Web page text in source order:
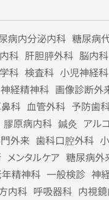
病内分泌内科 糖尿病
科 肝胆膵外科 脳内科
科 検査科 小児神経科
神経精神科 画像診断外
科 血管外科 予防歯
膠原病内科 鍼灸 アル
外来 歯科口腔外科
メンタルケア 糖尿病外
精神科 一般検診 神
内科 呼吸器科 内視